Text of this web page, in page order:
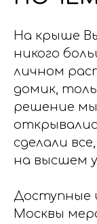
На крыше
никого
личном
домик,
решение мы
сделали
на высшем
Доступные
Москвы